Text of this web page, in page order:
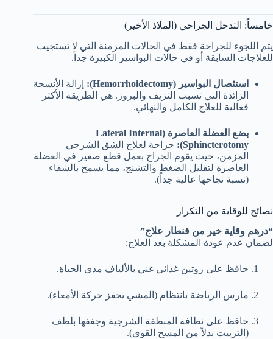
خامساً: التدخل الجراحي (الملاذ الأخير)
يتم اللجوء للجراحة فقط في الحالات المزمنة التي لا تستجيب
للعلاجات السابقة أو في حالات البواسير الكبيرة جداً.
استئصال البواسير (Hemorrhoidectomy):
إزالة الأنسجة
الزائدة التي تسبب النزيف والبروز. هي الطريقة الأكثر
فعالية للعلاج الكامل والنهائي.
بضع العضلة العاصرة (Lateral Internal
Sphincterotomy):
جراحة لعلاج الشق الشرجي
المزمن، حيث يقوم الجراح بعمل قطع صغير في العضلة
العاصرة لتقليل الضغط والتشنج، مما يسمح بالشفاء
(نسبة نجاحها عالية جداً).
نصائح للوقاية من التكرار
“درهم وقاية خير من قنطار علاج”
لضمان عدم عودة المشكلة بعد العلاج:
حافظ على روتين غذائي غني بالألياف مدى الحياة.
مارس الرياضة بانتظام (المشي يحفز حركة الأمعاء).
حافظ على نظافة المنطقة الشرجية وجففها بلطف
(التربيت بدلاً من المسح القوي).